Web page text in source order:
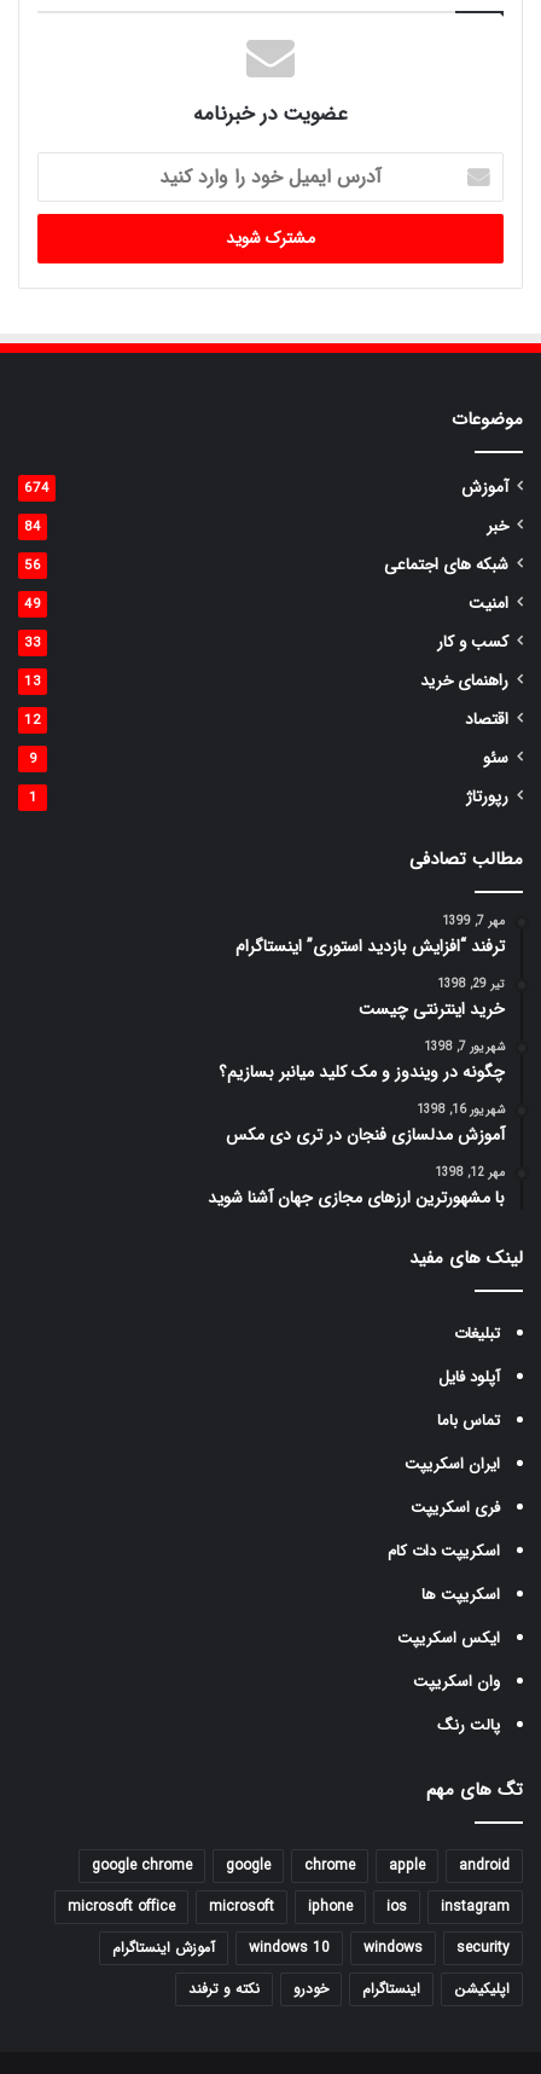
عضویت در خبرنامه
آدرس
ایمیل
خود
وارد
کنید
موضوعات
آموزش 674
خبر 84
شبکه های اجتماعی 56
امنیت 49
کسب و کار 33
راهنمای خرید 13
اقتصاد 12
سئو 9
رپورتاژ 1
مطالب تصادفی
مهر 7, 1399
ترفند “افزایش بازدید استوری” اینستاگرام
تیر 29, 1398
خرید اینترنتی چیست
شهریور 7, 1398
چگونه در ویندوز و مک کلید میانبر بسازیم؟
شهریور 16, 1398
آموزش مدلسازی فنجان در تری دی مکس
مهر 12, 1398
با مشهورترین ارز‌های مجازی جهان آشنا شوید
لینک های مفید
تبلیغات
آپلود فایل
تماس باما
ایران اسکریپت
فری اسکریپت
اسکریپت دات کام
اسکریپت ها
ایکس اسکریپت
وان اسکریپت
پالت رنگ
تگ های مهم
android
apple
chrome
google
google chrome
instagram
ios
iphone
microsoft
microsoft office
security
windows
windows 10
آموزش اینستاگرام
اپلیکیشن
اینستاگرام خودرو نکته و ترفند